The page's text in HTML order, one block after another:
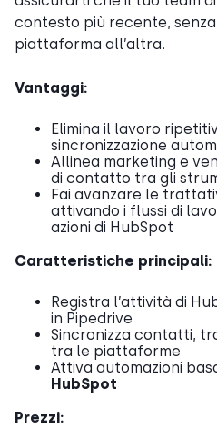
contesto più recente,
piattaforma all’altra.
Vantaggi:
Elimina il lavoro
sincronizzazione
Allinea marketing e
di contatto tra gli
Fai avanzare le
attivando i flussi di
azioni di HubSpot
Caratteristiche principali:
Registra l’attività di
in Pipedrive
Sincronizza contatti,
tra le piattaforme
Attiva automazioni
HubSpot
Prezzi: